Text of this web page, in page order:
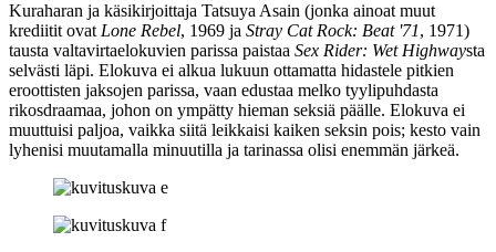
Kuraharan ja käsikirjoittaja Tatsuya Asain (jonka ainoat muut
krediitit ovat Lone Rebel, 1969 ja Stray Cat Rock: Beat '71, 1971)
tausta valtavirtaelokuvien parissa paistaa Sex Rider: Wet Highwaysta
selvästi läpi. Elokuva ei alkua lukuun ottamatta hidastele pitkien
eroottisten jaksojen parissa, vaan edustaa melko tyylipuhdasta
rikosdraamaa, johon on ympätty hieman seksiä päälle. Elokuva ei
muuttuisi paljoa, vaikka siitä leikkaisi kaiken seksin pois; kesto vain
lyhenisi muutamalla minuutilla ja tarinassa olisi enemmän järkeä.